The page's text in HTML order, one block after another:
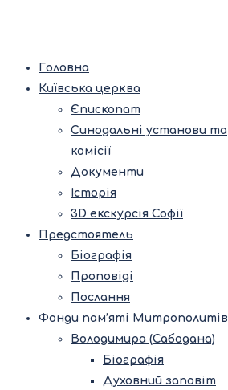
Головна
Київська церква
Єпископат
Синодальні установи та
комісії
Документи
Історія
3D екскурсія Софії
Предстоятель
Біографія
Проповіді
Послання
Фонди пам’яті Митрополитів
Володимира (Сабодана)
Біографія
Духовний заповіт